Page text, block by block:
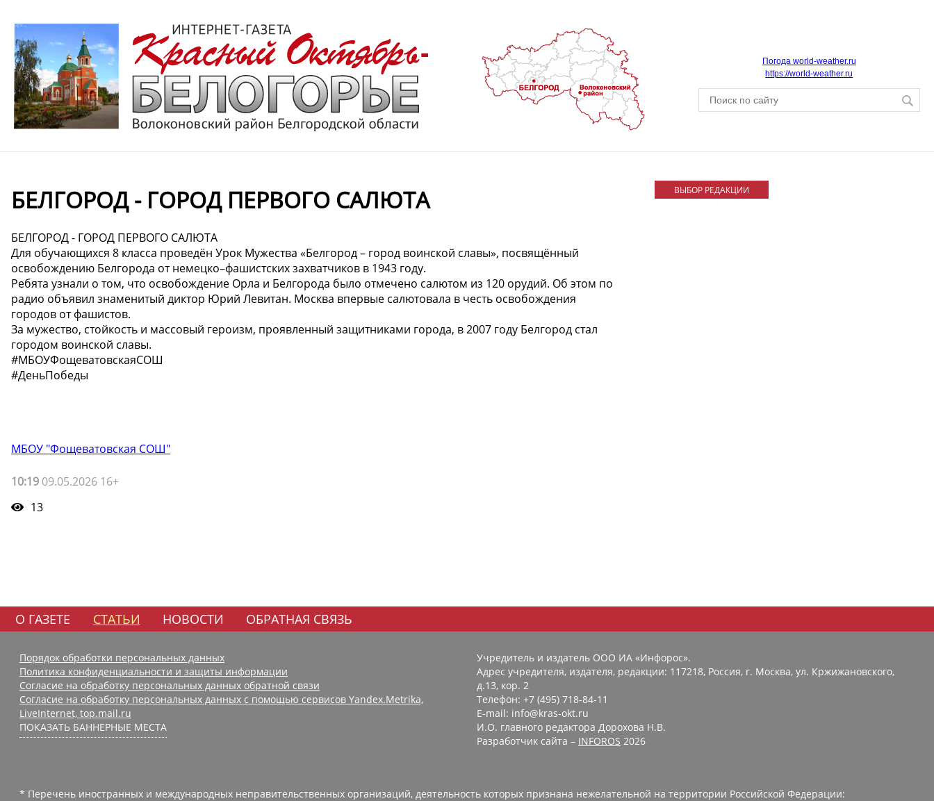
Погода world-weather.ru
https://world-weather.ru
БЕЛГОРОД - ГОРОД ПЕРВОГО САЛЮТА
БЕЛГОРОД - ГОРОД ПЕРВОГО САЛЮТА
Для обучающихся 8 класса проведён Урок Мужества «Белгород – город воинской славы», посвящённый
освобождению Белгорода от немецко–фашистских захватчиков в 1943 году.
Ребята узнали о том, что освобождение Орла и Белгорода было отмечено салютом из 120 орудий. Об этом по
радио объявил знаменитый диктор Юрий Левитан. Москва впервые салютовала в честь освобождения
городов от фашистов.
За мужество, стойкость и массовый героизм, проявленный защитниками города, в 2007 году Белгород стал
городом воинской славы.
#МБОУФощеватовскаяСОШ
#ДеньПобеды
МБОУ "Фощеватовская СОШ"
10:19 09.05.2026 16+
13
ВЫБОР РЕДАКЦИИ
О ГАЗЕТЕ СТАТЬИ НОВОСТИ ОБРАТНАЯ СВЯЗЬ
Порядок обработки персональных данных
Политика конфиденциальности и защиты информации
Согласие на обработку персональных данных обратной связи
Согласие на обработку персональных данных с помощью сервисов Yandex.Metrika,
LiveInternet, top.mail.ru
ПОКАЗАТЬ БАННЕРНЫЕ МЕСТА
Учредитель и издатель ООО ИА «Инфорос».
Адрес учредителя, издателя, редакции: 117218, Россия, г. Москва, ул. Кржижановского,
д.13, кор. 2
Телефон: +7 (495) 718-84-11
E-mail: info@kras-okt.ru
И.О. главного редактора Дорохова Н.В.
Разработчик сайта – INFOROS 2026
* Перечень иностранных и международных неправительственных организаций, деятельность которых признана нежелательной на территории Российской Федерации: